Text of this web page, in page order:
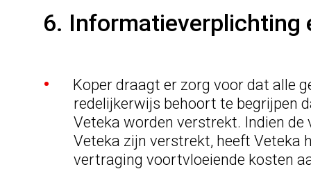
6.
Koper draagt er zorg voor dat alle
redelijkerwijs behoort te begrijpen
Veteka worden verstrekt. Indien
Veteka zijn verstrekt, heeft Veteka
vertraging voortvloeiende kosten